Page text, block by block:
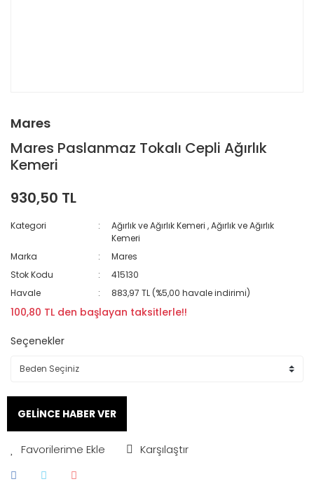
Mares
Mares Paslanmaz Tokalı Cepli Ağırlık
Kemeri
930,50 TL
Kategori Ağırlık ve Ağırlık Kemeri ,Ağırlık ve Ağırlık
Kemeri
Marka
Mares
Stok Kodu
415130
Havale
883,97 TL (%5,00 havale indirimi)
100,80 TL den başlayan taksitlerle!!
Seçenekler
GELİNCE HABER VER
Karşılaştır